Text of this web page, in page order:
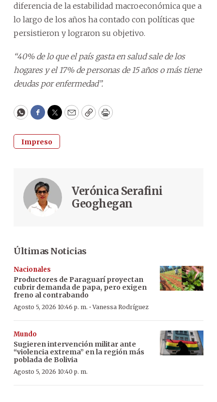
diferencia de la estabilidad macroeconómica que a
lo largo de los años ha contado con políticas que
persistieron y lograron su objetivo.
“40% de lo que el país gasta en salud sale de los
hogares y el 17% de personas de 15 años o más tiene
deudas por enfermedad”.
WhatsApp
Facebook
Twitter
EmailCopyPrint
Impreso
Verónica Serafini
Geoghegan
Últimas Noticias
Nacionales
Productores de Paraguarí proyectan
cubrir demanda de papa, pero exigen
freno al contrabando
Agosto 5, 2026 10:46 p. m. ·Vanessa Rodríguez
Mundo
Sugieren intervención militar ante
“violencia extrema” en la región más
poblada de Bolivia
Agosto 5, 2026 10:40 p. m.